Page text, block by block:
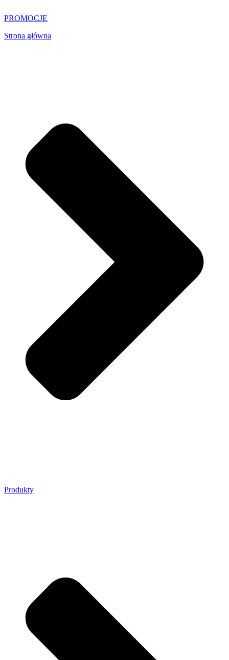
PROMOCJE
Strona główna
Produkty